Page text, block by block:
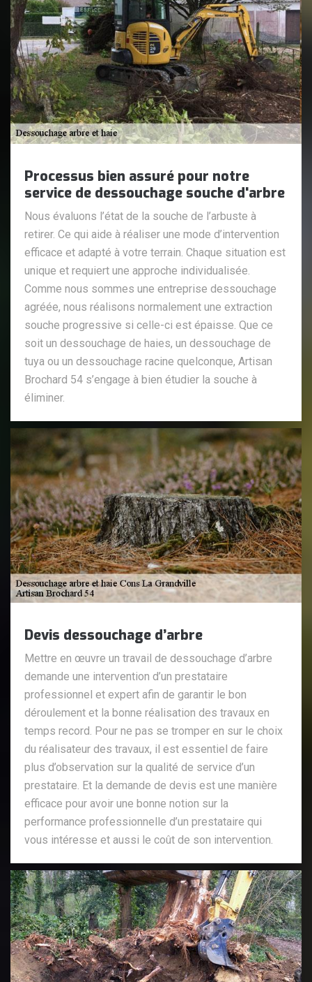
Processus bien assuré pour notre
service de dessouchage souche d'arbre
Nous évaluons l’état de la souche de l’arbuste à
retirer. Ce qui aide à réaliser une mode d’intervention
efficace et adapté à votre terrain. Chaque situation est
unique et requiert une approche individualisée.
Comme nous sommes une entreprise dessouchage
agréée, nous réalisons normalement une extraction
souche progressive si celle-ci est épaisse. Que ce
soit un dessouchage de haies, un dessouchage de
tuya ou un dessouchage racine quelconque, Artisan
Brochard 54 s’engage à bien étudier la souche à
éliminer.
Devis dessouchage d’arbre
Mettre en œuvre un travail de dessouchage d’arbre
demande une intervention d’un prestataire
professionnel et expert afin de garantir le bon
déroulement et la bonne réalisation des travaux en
temps record. Pour ne pas se tromper en sur le choix
du réalisateur des travaux, il est essentiel de faire
plus d’observation sur la qualité de service d’un
prestataire. Et la demande de devis est une manière
efficace pour avoir une bonne notion sur la
performance professionnelle d’un prestataire qui
vous intéresse et aussi le coût de son intervention.